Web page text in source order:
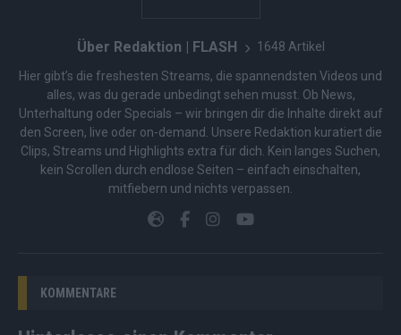
Über Redaktion | FLASH 1648 Artikel
Hier gibt’s die freshesten Streams, die spannendsten Videos und
alles, was du gerade unbedingt sehen musst. Ob News,
Unterhaltung oder Specials – wir bringen dir die Inhalte direkt auf
den Screen, live oder on-demand. Unsere Redaktion kuratiert die
Clips, Streams und Highlights extra für dich. Kein langes Suchen,
kein Scrollen durch endlose Seiten – einfach einschalten,
mitfiebern und nichts verpassen.
KOMMENTARE